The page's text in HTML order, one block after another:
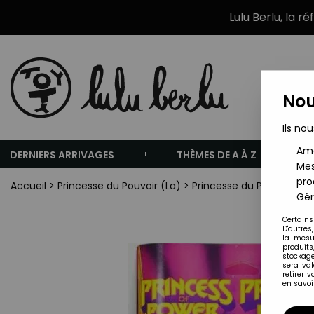
Lulu Berlu, la
DERNIERS ARRIVAGES THÈMES DE A À Z
Accueil > Princesse du Pouvoir (La) > Princesse du Pouvoir
Ils
la
sera
retirer
en